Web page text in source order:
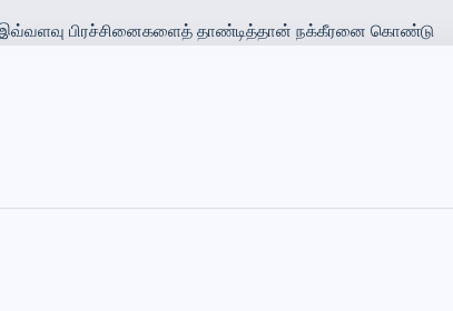
பிரச்சினைகளைத் தாண்டித்தான் நக்கீரனை கொண்டு